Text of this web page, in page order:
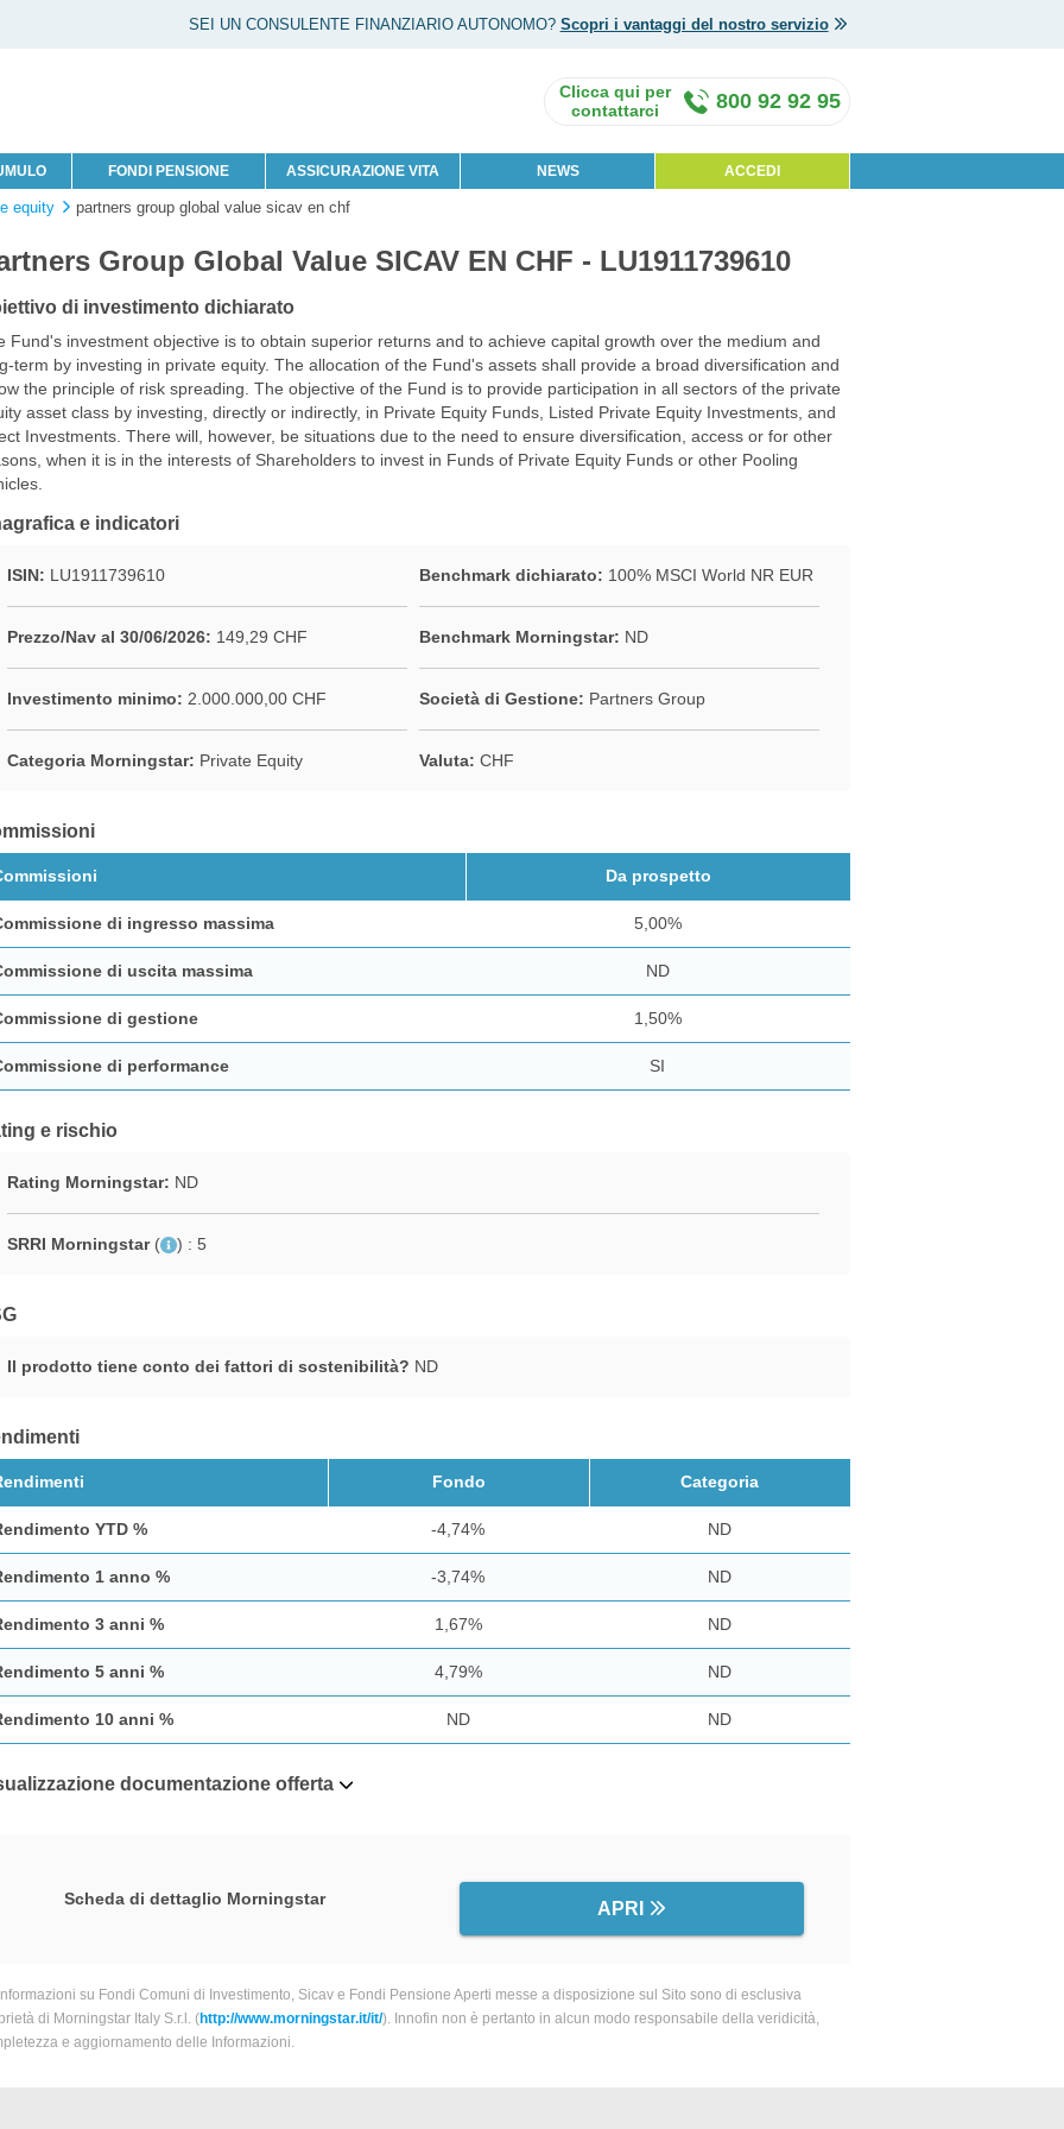
SEI UN CONSULENTE FINANZIARIO AUTONOMO? Scopri i vantaggi del nostro servizio
FONDI PENSIONE ASSICURAZIONE VITA NEWS ACCEDI
800 92 92 95
equity partners group global value sicav en chf
Group Global Value SICAV EN CHF - LU1911739610
di investimento dichiarato
Fund's investment objective is to obtain superior returns and to achieve capital growth over the medium and
term by investing in private equity. The allocation of the Fund's assets shall provide a broad diversification and
the principle of risk spreading. The objective of the Fund is to provide participation in all sectors of the private
asset class by investing, directly or indirectly, in Private Equity Funds, Listed Private Equity Investments, and
Investments. There will, however, be situations due to the need to ensure diversification, access or for other
when it is in the interests of Shareholders to invest in Funds of Private Equity Funds or other Pooling
e indicatori
ISIN: LU1911739610 Benchmark dichiarato: 100% MSCI World NR EUR
Prezzo/Nav al 30/06/2026: 149,29 CHF Benchmark Morningstar: ND
Investimento minimo: 2.000.000,00 CHF Società di Gestione: Partners Group
Categoria Morningstar: Private Equity Valuta: CHF
Da prospetto
di ingresso massima 5,00%
di uscita massima ND
di gestione 1,50%
di performance SI
e rischio
Rating Morningstar: ND
SRRI Morningstar ( ) : 5
Il prodotto tiene conto dei fattori di sostenibilità? ND
Fondo Categoria
YTD % -4,74% ND
1 anno % -3,74% ND
3 anni % 1,67% ND
5 anni % 4,79% ND
10 anni % ND ND
documentazione offerta
Scheda di dettaglio Morningstar APRI
su Fondi Comuni di Investimento, Sicav e Fondi Pensione Aperti messe a disposizione sul Sito sono di esclusiva
di Morningstar Italy S.r.l. (http://www.morningstar.it/it/). Innofin non è pertanto in alcun modo responsabile della veridicità,
e aggiornamento delle Informazioni.